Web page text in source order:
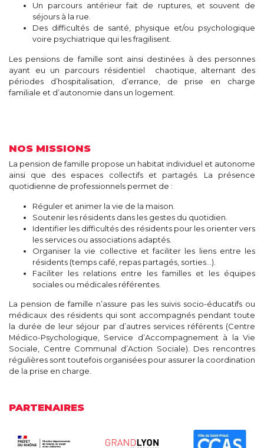
Un parcours antérieur fait de ruptures, et souvent de
séjours à la rue.
Des difficultés de santé, physique et/ou psychologique
voire psychiatrique qui les fragilisent.
Les pensions de famille sont ainsi destinées à des personnes
ayant eu un parcours résidentiel chaotique, alternant des
périodes d’hospitalisation, d’errance, de prise en charge
familiale et d’autonomie dans un logement.
NOS MISSIONS
La pension de famille propose un habitat individuel et autonome
ainsi que des espaces collectifs et partagés. La présence
quotidienne de professionnels permet de :
Réguler et animer la vie de la maison.
Soutenir les résidents dans les gestes du quotidien.
Identifier les difficultés des résidents pour les orienter vers
les services ou associations adaptés.
Organiser la vie collective et faciliter les liens entre les
résidents (temps café, repas partagés, sorties…).
Faciliter les relations entre les familles et les équipes
sociales ou médicales référentes.
La pension de famille n’assure pas les suivis socio-éducatifs ou
médicaux des résidents qui sont accompagnés pendant toute
la durée de leur séjour par d’autres services référents (Centre
Médico-Psychologique, Service d’Accompagnement à la Vie
Sociale, Centre Communal d’Action Sociale). Des rencontres
régulières sont toutefois organisées pour assurer la coordination
de la prise en charge.
PARTENAIRES